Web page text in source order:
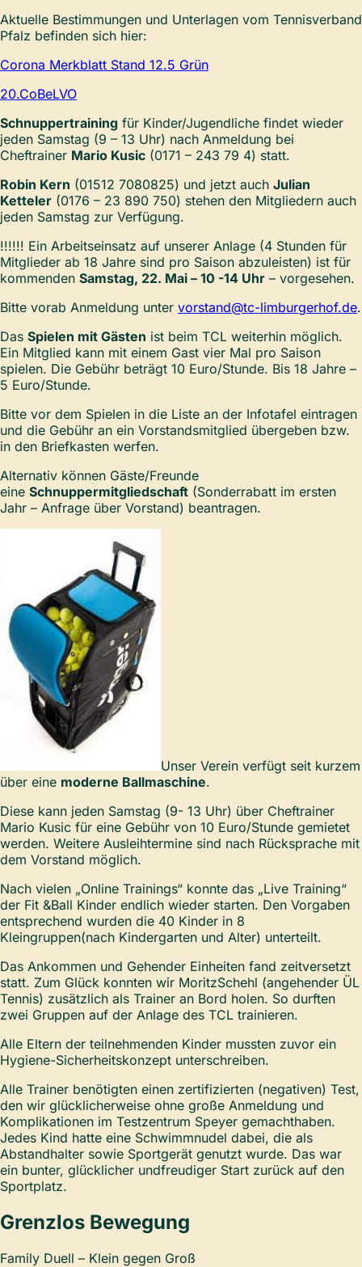
Aktuelle Bestimmungen und Unterlagen vom Tennisverband
Pfalz befinden sich hier:
Corona Merkblatt Stand 12.5 Grün
20.CoBeLVO
Schnuppertraining für Kinder/Jugendliche findet wieder
jeden Samstag (9 – 13 Uhr) nach Anmeldung bei
Cheftrainer Mario Kusic (0171 – 243 79 4) statt.
Robin Kern (01512 7080825) und jetzt auch Julian
Ketteler (0176 – 23 890 750) stehen den Mitgliedern auch
jeden Samstag zur Verfügung.
!!!!!! Ein Arbeitseinsatz auf unserer Anlage (4 Stunden für
Mitglieder ab 18 Jahre sind pro Saison abzuleisten) ist für
kommenden Samstag, 22. Mai – 10 -14 Uhr – vorgesehen.
Bitte vorab Anmeldung unter vorstand@tc-limburgerhof.de.
Das Spielen mit Gästen ist beim TCL weiterhin möglich.
Ein Mitglied kann mit einem Gast vier Mal pro Saison
spielen. Die Gebühr beträgt 10 Euro/Stunde. Bis 18 Jahre –
5 Euro/Stunde.
Bitte vor dem Spielen in die Liste an der Infotafel eintragen
und die Gebühr an ein Vorstandsmitglied übergeben bzw.
in den Briefkasten werfen.
Alternativ können Gäste/Freunde
eine Schnuppermitgliedschaft (Sonderrabatt im ersten
Jahr – Anfrage über Vorstand) beantragen.
Unser Verein verfügt seit kurzem
über eine moderne Ballmaschine.
Diese kann jeden Samstag (9- 13 Uhr) über Cheftrainer
Mario Kusic für eine Gebühr von 10 Euro/Stunde gemietet
werden. Weitere Ausleihtermine sind nach Rücksprache mit
dem Vorstand möglich.
Nach vielen „Online Trainings“ konnte das „Live Training“
der Fit &Ball Kinder endlich wieder starten. Den Vorgaben
entsprechend wurden die 40 Kinder in 8
Kleingruppen(nach Kindergarten und Alter) unterteilt.
Das Ankommen und Gehender Einheiten fand zeitversetzt
statt. Zum Glück konnten wir MoritzSchehl (angehender ÜL
Tennis) zusätzlich als Trainer an Bord holen. So durften
zwei Gruppen auf der Anlage des TCL trainieren.
Alle Eltern der teilnehmenden Kinder mussten zuvor ein
Hygiene-Sicherheitskonzept unterschreiben.
Alle Trainer benötigten einen zertifizierten (negativen) Test,
den wir glücklicherweise ohne große Anmeldung und
Komplikationen im Testzentrum Speyer gemachthaben.
Jedes Kind hatte eine Schwimmnudel dabei, die als
Abstandhalter sowie Sportgerät genutzt wurde. Das war
ein bunter, glücklicher undfreudiger Start zurück auf den
Sportplatz.
Grenzlos Bewegung
Family Duell – Klein gegen Groß